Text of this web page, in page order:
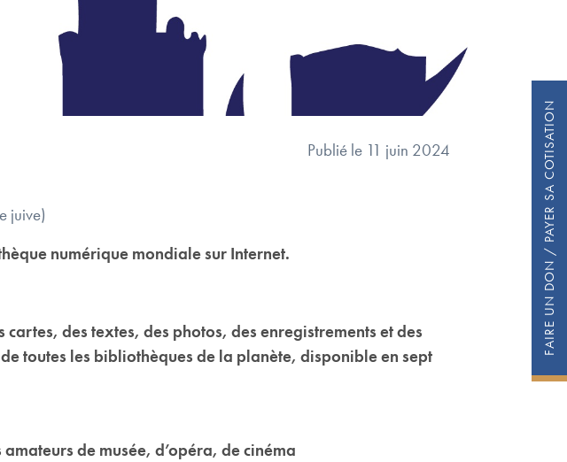
FAIRE UN DON / PAYER SA COTISATION
Publié le 11 juin 2024
juive)
numérique mondiale sur Internet.
des textes, des photos, des enregistrements et des
toutes les bibliothèques de la planète, disponible en sept
de musée, d’opéra, de cinéma